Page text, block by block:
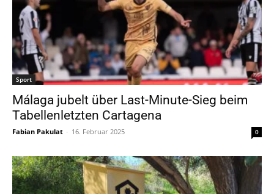
Sport
Málaga jubelt über Last-Minute-Sieg beim
Tabellenletzten Cartagena
Fabian Pakulat - 16. Februar 2025 0